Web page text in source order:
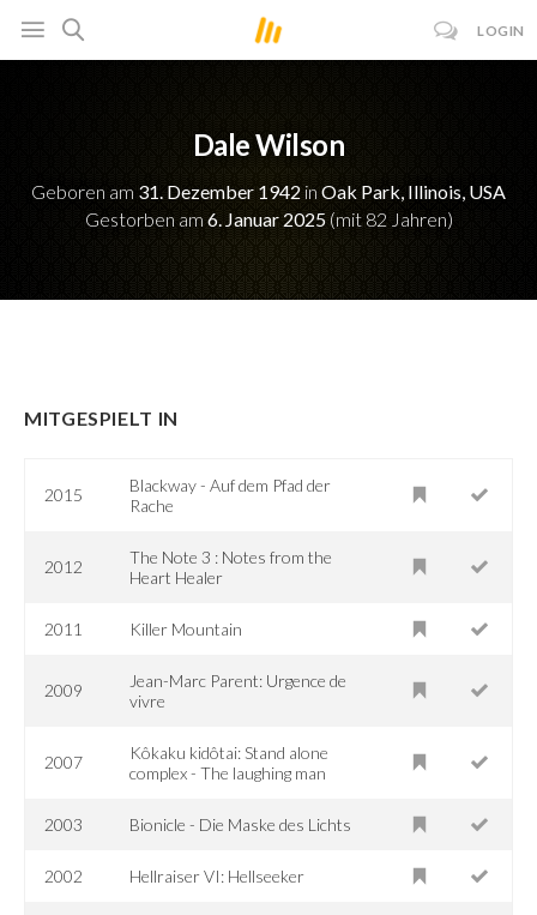
LOGIN
Dale Wilson
Geboren am 31. Dezember 1942 in Oak Park, Illinois, USA
Gestorben am 6. Januar 2025(mit 82 Jahren)
MITGESPIELT IN
2015
Blackway - Auf dem Pfad der
Rache
2012
The Note 3 : Notes from the
Heart Healer
2011 Killer Mountain
2009
Jean-Marc Parent: Urgence de
vivre
2007
Kôkaku kidôtai: Stand alone
complex - The laughing man
2003 Bionicle - Die Maske des Lichts
2002 Hellraiser VI: Hellseeker